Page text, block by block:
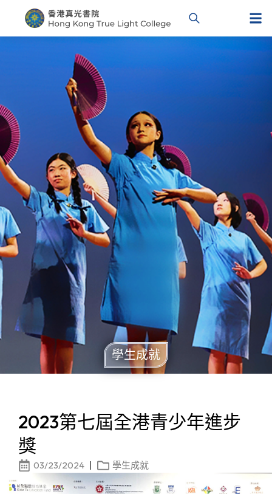
學生成就
2023第七屆全港青少年進步
獎
03/23/2024 學生成就